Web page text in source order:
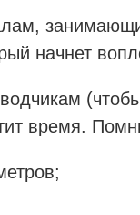
начнет
время.